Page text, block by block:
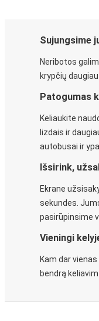
Sujungsime
Neribotos
krypčių
Patogumas
Keliaukite
lizdais ir
autobusai ir
Išsirink,
Ekrane
sekundes.
pasirūpinsime
Vieningi
Kam dar
bendrą